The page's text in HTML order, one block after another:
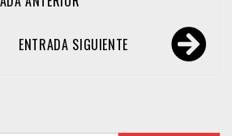
ENTRADA SIGUIENTE